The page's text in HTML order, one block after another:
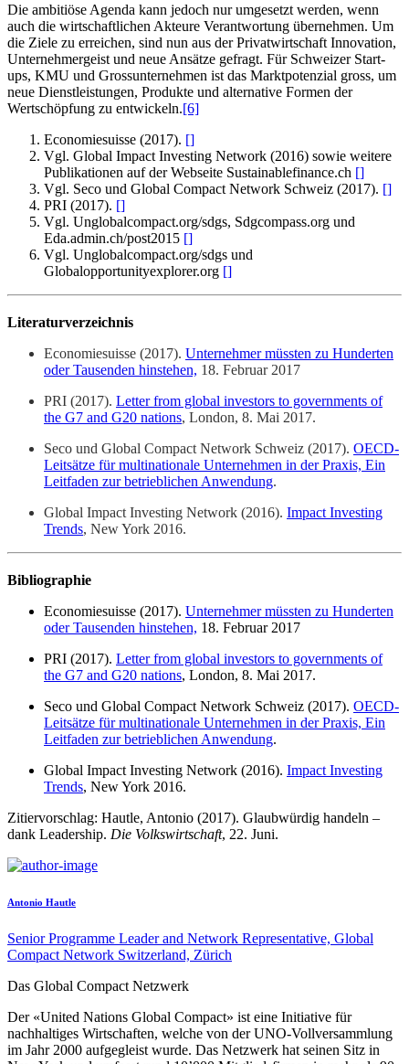
Die ambitiöse Agenda kann jedoch nur umgesetzt werden, wenn
auch die wirtschaftlichen Akteure Verantwortung übernehmen. Um
die Ziele zu erreichen, sind nun aus der Privatwirtschaft Innovation,
Unternehmergeist und neue Ansätze gefragt. Für Schweizer Start-
ups, KMU und Grossunternehmen ist das Marktpotenzial gross, um
neue Dienstleistungen, Produkte und alternative Formen der
Wertschöpfung zu entwickeln.[6]
Economiesuisse (2017). []
Vgl. Global Impact Investing Network (2016) sowie weitere
Publikationen auf der Webseite Sustainablefinance.ch []
Vgl. Seco und Global Compact Network Schweiz (2017). []
PRI (2017). []
Vgl. Unglobalcompact.org/sdgs, Sdgcompass.org und
Eda.admin.ch/post2015 []
Vgl. Unglobalcompact.org/sdgs und
Globalopportunityexplorer.org []
Literaturverzeichnis
Economiesuisse (2017). Unternehmer müssten zu Hunderten
oder Tausenden hinstehen, 18. Februar 2017
PRI (2017). Letter from global investors to governments of
the G7 and G20 nations, London, 8. Mai 2017.
Seco und Global Compact Network Schweiz (2017). OECD-
Leitsätze für multinationale Unternehmen in der Praxis, Ein
Leitfaden zur betrieblichen Anwendung.
Global Impact Investing Network (2016). Impact Investing
Trends, New York 2016.
Bibliographie
Economiesuisse (2017). Unternehmer müssten zu Hunderten
oder Tausenden hinstehen, 18. Februar 2017
PRI (2017). Letter from global investors to governments of
the G7 and G20 nations, London, 8. Mai 2017.
Seco und Global Compact Network Schweiz (2017). OECD-
Leitsätze für multinationale Unternehmen in der Praxis, Ein
Leitfaden zur betrieblichen Anwendung.
Global Impact Investing Network (2016). Impact Investing
Trends, New York 2016.
Zitiervorschlag: Hautle, Antonio (2017). Glaubwürdig handeln –
dank Leadership. Die Volkswirtschaft, 22. Juni.
Antonio Hautle
Senior Programme Leader and Network Representative, Global
Compact Network Switzerland, Zürich
Das Global Compact Netzwerk
Der «United Nations Global Compact» ist eine Initiative für
nachhaltiges Wirtschaften, welche von der UNO-Vollversammlung
im Jahr 2000 aufgegleist wurde. Das Netzwerk hat seinen Sitz in